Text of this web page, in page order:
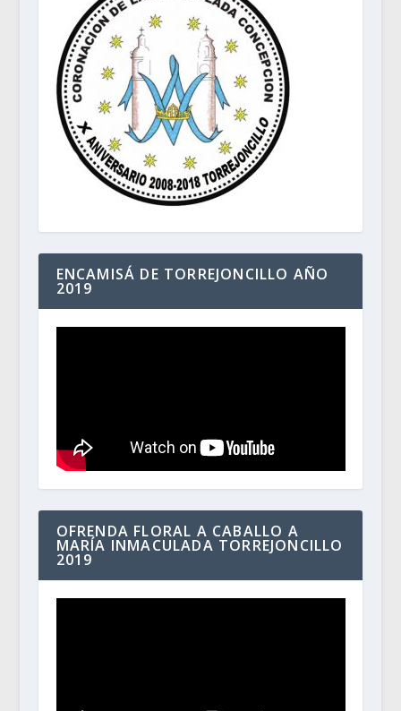
ENCAMISÁ DE TORREJONCILLO AÑO
2019
OFRENDA FLORAL A CABALLO A
MARÍA INMACULADA TORREJONCILLO
2019